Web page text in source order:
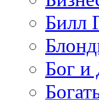
Билл
Бог и